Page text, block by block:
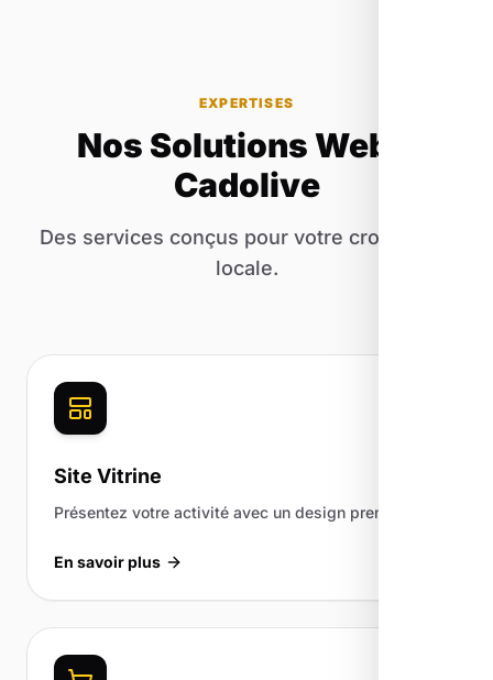
EXPERTISES
Nos Solutions Web à
Cadolive
Des services conçus pour votre croissance
locale.
Site Vitrine
Présentez votre activité avec un design premium.
En savoir plus